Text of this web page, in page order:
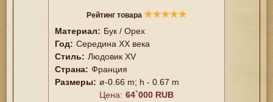
Рейтинг товара ★★★★★
Материал: Бук / Орех
Год: Середина XX векa
Стиль: Людовик XV
Страна: Франция
Размеры: ø-0.66 m; h - 0.67 m
Цена: 64`000 RUB